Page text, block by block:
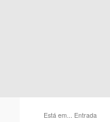
Está em... Entrada